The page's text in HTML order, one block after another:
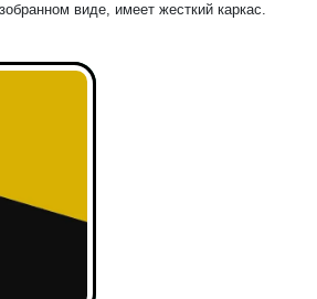
виде, имеет жесткий каркас.